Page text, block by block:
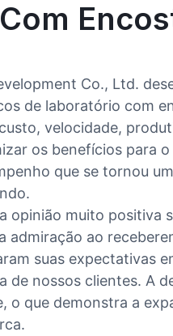
Co., Ltd.
de laboratório com
velocidade,
os benefícios para
que se tornou
opinião muito positiva
admiração ao
suas expectativas
de nossos clientes. A
o que demonstra a